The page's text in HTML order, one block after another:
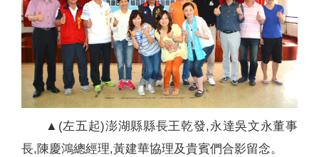
▲(左五起)澎湖縣縣長王乾發,永達吳文永董事
長,陳慶鴻總經理,黃建華協理及貴賓們合影留念。